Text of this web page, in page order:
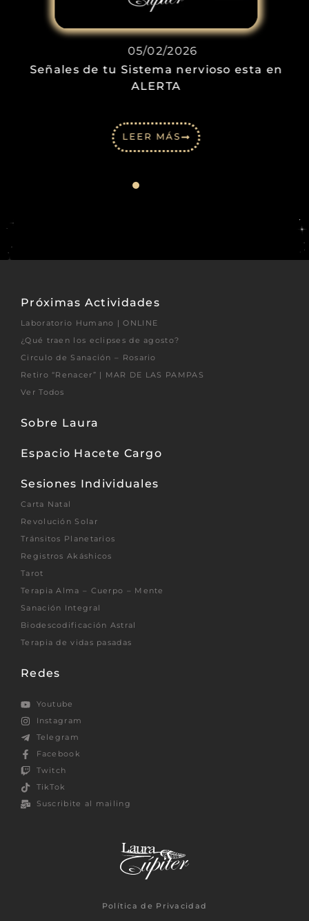
05/02/2026
Señales de tu Sistema nervioso esta en
ALERTA
LEER MÁS
Próximas Actividades
Laboratorio Humano | ONLINE
¿Qué traen los eclipses de agosto?
Circulo de Sanación – Rosario
Retiro “Renacer” | MAR DE LAS PAMPAS
Ver Todos
Sobre Laura
Espacio Hacete Cargo
Sesiones Individuales
Carta Natal
Revolución Solar
Tránsitos Planetarios
Registros Akáshicos
Tarot
Terapia Alma – Cuerpo – Mente
Sanación Integral
Biodescodificación Astral
Terapia de vidas pasadas
Redes
Youtube
Instagram
Telegram
Facebook
Twitch
TikTok
Suscribite al mailing
Política de Privacidad